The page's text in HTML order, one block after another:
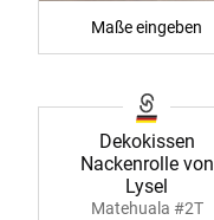
Maße eingeben
Dekokissen
Nackenrolle von
Lysel
Matehuala #2T